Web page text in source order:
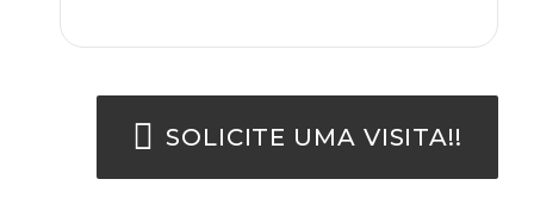
SOLICITE UMA VISITA!!